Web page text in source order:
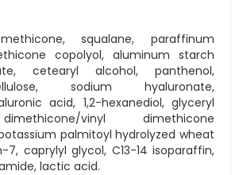
squalane, paraffinum
copolyol, aluminum starch
cetearyl alcohol, panthenol,
sodium hyaluronate,
acid, 1,2-hexanediol, glyceryl
vinyl dimethicone
palmitoyl hydrolyzed wheat
7, caprylyl glycol, C13-14 isoparaffin,
lactic acid.